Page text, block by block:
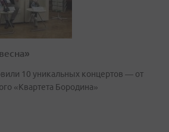
10 уникальных концертов — от
«Квартета Бородина»